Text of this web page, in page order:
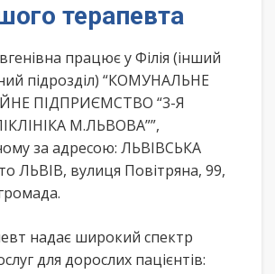
терапевта
працює у Філія (інший
підрозділ) “КОМУНАЛЬНЕ
ПІДПРИЄМСТВО “3-Я
М.ЛЬВОВА””,
за адресою: ЛЬВІВСЬКА
ЛЬВІВ, вулиця Повітряна, 99,
надає широкий спектр
для дорослих пацієнтів: